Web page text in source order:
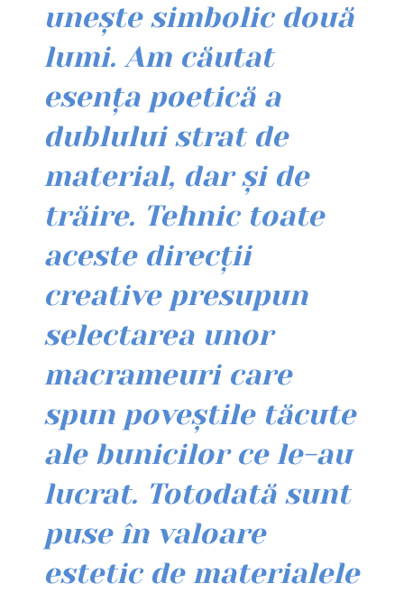
unește simbolic două
lumi. Am căutat
esența poetică a
dublului strat de
material, dar și de
trăire. Tehnic toate
aceste direcții
creative presupun
selectarea unor
macrameuri care
spun poveștile tăcute
ale bunicilor ce le-au
lucrat. Totodată sunt
puse în valoare
estetic de materialele